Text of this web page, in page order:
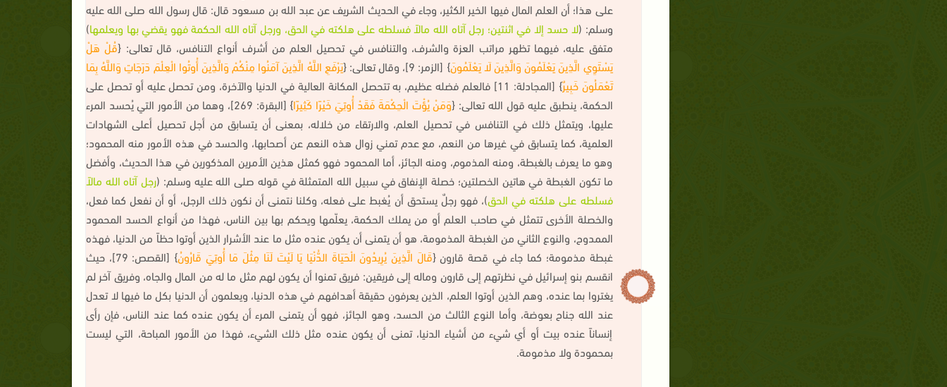
على هذا؛ أن العلم المال فيها الخير الكثير، وجاء في الحديث الشريف عن عبد الله بن مسعود قال: قال رسول الله صلى الله عليه
وسلم: (لا حسد إلا في اثنتين؛ رجل آتاه الله مالاً فسلطه على هلكته في الحق، ورجل آتاه الله الحكمة فهو يقضي بها ويعلمها)
متفق عليه، فيهما تظهر مراتب العزة والشرف، والتنافس في تحصيل العلم من أشرف أنواع التنافس، قال تعالى: {قُلْ هَلْ
يَسْتَوِي الَّذِينَ يَعْلَمُونَ وَالَّذِينَ لَا يَعْلَمُونَ} [الزمر: 9]، وقال تعالى: {
يَرْفَعِ اللَّهُ الَّذِينَ آمَنُوا مِنْكُمْ وَالَّذِينَ أُوتُوا الْعِلْمَ دَرَجَاتٍ وَاللَّهُ بِمَا
تَعْمَلُونَ خَبِيرٌ
} [المجادلة: 11] فالعلم فضله عظيم، به تتحصل المكانة العالية في الدنيا والآخرة، ومن تحصل عليه أو تحصل على
الحكمة، ينطبق عليه قول الله تعالى: {وَمَنْ يُؤْتَ الْحِكْمَةَ فَقَدْ أُوتِيَ خَيْرًا كَثِيرًا
} [البقرة: 269]، وهما من الأمور التي يُحسد المرء
عليها، ويتمثل ذلك في التنافس في تحصيل العلم، والارتقاء من خلاله، بمعنى أن يتسابق من أجل تحصيل أعلى الشهادات
العلمية، كما يتسابق في غيرها من النعم، مع عدم تمني زوال هذه النعم عن أصحابها، والحسد في هذه الأمور منه المحمود؛
وهو ما يعرف بالغبطة، ومنه المذموم، ومنه الجائز، أما المحمود فهو كمثل هذين الأمرين المذكورين في هذا الحديث، وأفضل
ما تكون الغبطة في هاتين الخصلتين؛ خصلة الإنفاق في سبيل الله المتمثلة في قوله صلى الله عليه وسلم: (رجل آتاه الله مالاً
فسلطه على هلكته في الحق)، فهو رجلٌ يستحق أن يُغبط على فعله، وكلنا نتمنى أن نكون ذلك الرجل، أو أن نفعل كما فعل،
والخصلة الأخرى تتمثل في صاحب العلم أو من يملك الحكمة، يعلّمها ويحكم بها بين الناس، فهذا من أنواع الحسد المحمود
الممدوح، والنوع الثاني من الغبطة المذمومة، هو أن يتمنى أن يكون عنده مثل ما عند الأشرار الذين أوتوا حظاً من الدنيا، فهذه
غبطة مذمومة؛ كما جاء في قصة قارون {قَالَ الَّذِينَ يُرِيدُونَ الْحَيَاةَ الدُّنْيَا يَا لَيْتَ لَنَا مِثْلَ مَا أُوتِيَ قَارُونُ
} [القصص: 79]، حيث
انقسم بنو إسرائيل في نظرتهم إلى قارون وماله إلى فريقين: فريق تمنوا أن يكون لهم مثل ما له من المال والجاه، وفريق آخر لم
يغتروا بما عنده، وهم الذين أوتوا العلم، الذين يعرفون حقيقة أهدافهم في هذه الدنيا، ويعلمون أن الدنيا بكل ما فيها لا تعدل
عند الله جناح بعوضة، وأما النوع الثالث من الحسد، وهو الجائز، فهو أن يتمنى المرء أن يكون عنده كما عند الناس، فإن رأى
إنساناً عنده بيت أو أي شيء من أشياء الدنيا، تمنى أن يكون عنده مثل ذلك الشيء، فهذا من الأمور المباحة، التي ليست
بمحمودة ولا مذمومة.